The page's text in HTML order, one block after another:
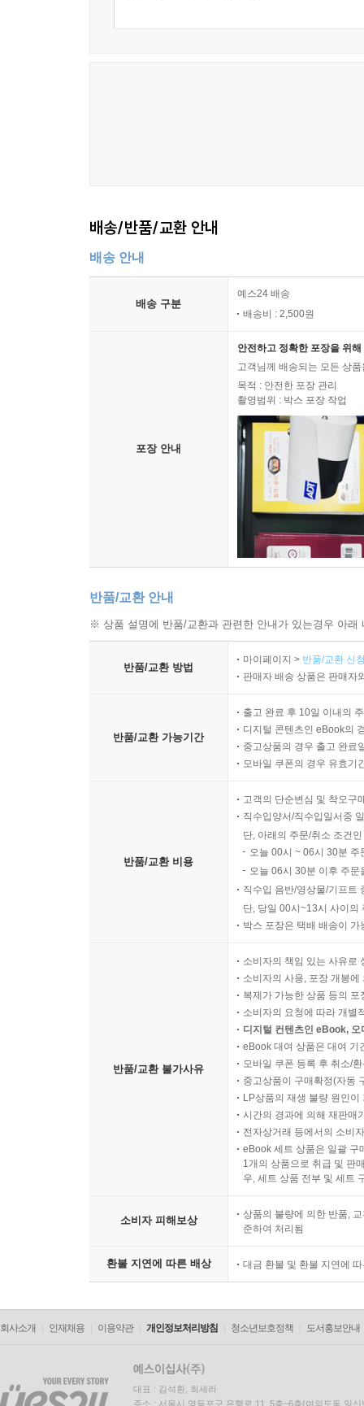
배송/반품/교환 안내
배송 안내
배송 구분
예스24 배송
배송비 : 2,500원
포장 안내
안전하고 정확한 포장을 위
고객님께 배송되는 모든 상
목적 : 안전한 포장 관리
촬영범위 : 박스 포장 작업
반품/교환 안내
※ 상품 설명에 반품/교환과 관련한 안내가 있는경우 아
반품/교환 방법
마이페이지 > 반품/교환 신
판매자 배송 상품은 판매자
반품/교환 가능기간
출고 완료 후 10일 이내의
디지털 콘텐츠인 eBook의
중고상품의 경우 출고 완료
모바일 쿠폰의 경우 유효기
반품/교환 비용
고객의 단순변심 및 착오구
직수입양서/직수입일서중
단, 아래의 주문/취소 조건
오늘 00시 ~ 06시 30분
오늘 06시 30분 이후 주
직수입 음반/영상물/기프트
단, 당일 00시~13시 사이의
박스 포장은 택배 배송이
반품/교환 불가사유
소비자의 책임 있는 사유로
소비자의 사용, 포장 개봉
복제가 가능한 상품 등의
소비자의 요청에 따라 개별
디지털 컨텐츠인 eBook,
eBook 대여 상품은 대여 기
모바일 쿠폰 등록 후 취소/
중고상품이 구매확정(자동
LP상품의 재생 불량 원인
시간의 경과에 의해 재판매
전자상거래 등에서의 소비
eBook 세트 상품은 일괄 구
1개의 상품으로 취급 및 판
우, 세트 상품 전부 및 세트
소비자 피해보상
상품의 불량에 의한 반품,
준하여 처리됨
환불 지연에 따른 배상 대금 환불 및 환불 지연에
회사소개 인재채용 이용약관 개인정보처리방침 청소년보호정책 도서홍보안내
대표 : 김석환, 최세라
주소 : 서울시 영등포구 은행로 11, 5층~6층(여의도동,일신